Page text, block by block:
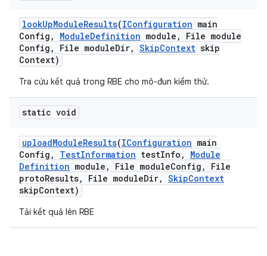
lookUpModuleResults(IConfiguration main
Config , ModuleDefinition module ,
File module
Config , File moduleDir, SkipContext skip
Context)
Tra cứu kết quả trong RBE cho mô-đun kiểm thử.
static void
uploadModuleResults(IConfiguration main
Config , TestInformation testInfo ,
Module
Definition module , File moduleConfig ,
File
protoResults, File moduleDir, SkipContext
skipContext)
Tải kết quả lên RBE